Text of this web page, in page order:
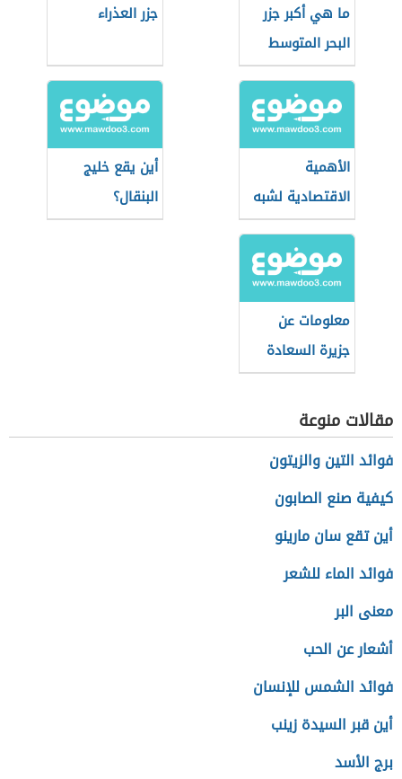
ما هي أكبر جزر
البحر المتوسط
جزر العذراء
الأهمية
الاقتصادية لشبه
جزيرة سيناء
أين يقع خليج
البنقال؟
معلومات عن
جزيرة السعادة
مقالات منوعة
فوائد التين والزيتون
كيفية صنع الصابون
أين تقع سان مارينو
فوائد الماء للشعر
معنى البر
أشعار عن الحب
فوائد الشمس للإنسان
أين قبر السيدة زينب
برج الأسد